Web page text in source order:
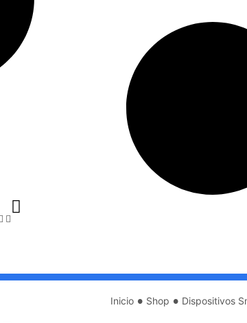
Inicio • Shop • Dispositivos